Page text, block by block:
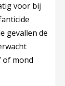
voor bij
gevallen de
of mond